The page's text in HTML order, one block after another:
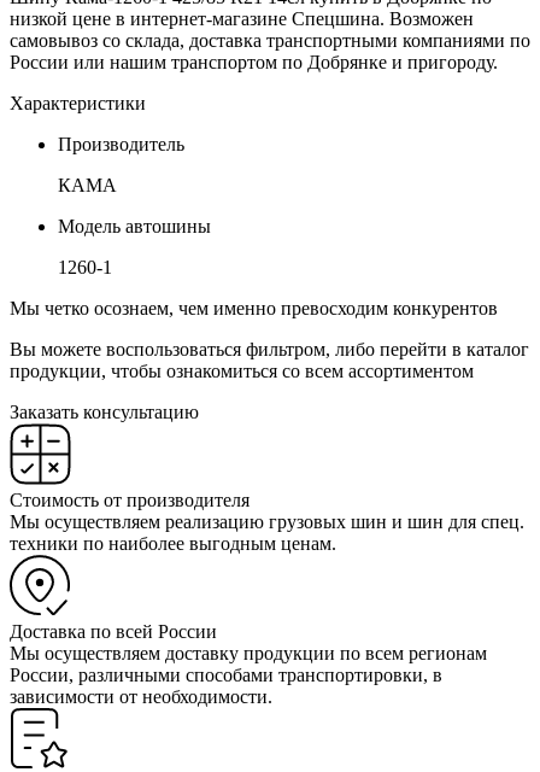
низкой цене в интернет-магазине Спецшина. Возможен
самовывоз со склада, доставка транспортными компаниями по
России или нашим транспортом по Добрянке и пригороду.
Характеристики
Производитель
КАМА
Модель автошины
1260-1
Мы четко осознаем, чем именно превосходим конкурентов
Вы можете воспользоваться фильтром, либо перейти в каталог
продукции, чтобы ознакомиться со всем ассортиментом
Заказать консультацию
Стоимость от производителя
Мы осуществляем реализацию грузовых шин и шин для спец.
техники по наиболее выгодным ценам.
Доставка по всей России
Мы осуществляем доставку продукции по всем регионам
России, различными способами транспортировки, в
зависимости от необходимости.